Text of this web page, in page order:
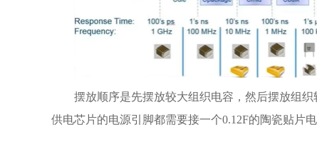
摆放顺序是先摆放较大组织电容，然后摆放组
供电芯片的电源引脚都需要接一个0.12F的陶瓷贴片电